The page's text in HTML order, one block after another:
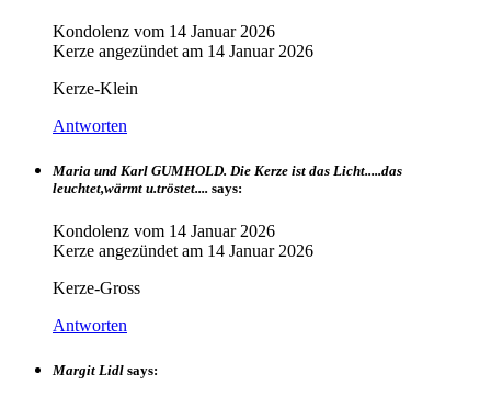
Kondolenz vom 14 Januar 2026
Kerze angezündet am 14 Januar 2026
Kerze-Klein
Antworten
Maria und Karl GUMHOLD. Die Kerze ist das Licht.....das
leuchtet,wärmt u.tröstet.... says:
Kondolenz vom 14 Januar 2026
Kerze angezündet am 14 Januar 2026
Kerze-Gross
Antworten
Margit Lidl says: